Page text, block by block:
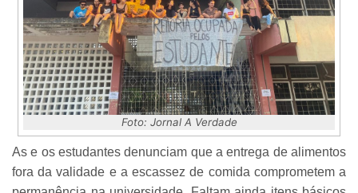
Foto: Jornal A Verdade
As e os estudantes denunciam que a entrega de alimentos
fora da validade e a escassez de comida comprometem a